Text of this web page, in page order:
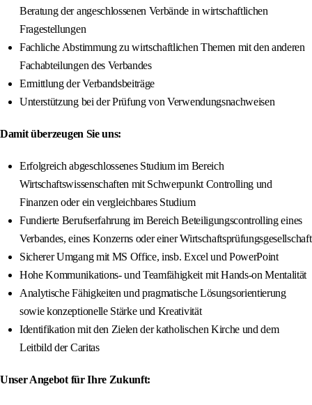
Beratung der angeschlossenen Verbände in wirtschaftlichen
Fragestellungen
Fachliche Abstimmung zu wirtschaftlichen Themen mit den anderen
Fachabteilungen des Verbandes
Ermittlung der Verbandsbeiträge
Unterstützung bei der Prüfung von Verwendungsnachweisen
Damit überzeugen Sie uns:
Erfolgreich abgeschlossenes Studium im Bereich
Wirtschaftswissenschaften mit Schwerpunkt Controlling und
Finanzen oder ein vergleichbares Studium
Fundierte Berufserfahrung im Bereich Beteiligungscontrolling eines
Verbandes, eines Konzerns oder einer Wirtschaftsprüfungsgesellschaft
Sicherer Umgang mit MS Office, insb. Excel und PowerPoint
Hohe Kommunikations- und Teamfähigkeit mit Hands-on Mentalität
Analytische Fähigkeiten und pragmatische Lösungsorientierung
sowie konzeptionelle Stärke und Kreativität
Identifikation mit den Zielen der katholischen Kirche und dem
Leitbild der Caritas
Unser Angebot für Ihre Zukunft: